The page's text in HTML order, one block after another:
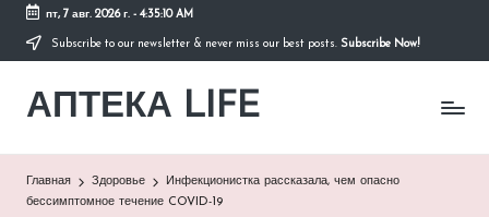
Перейти
содержимому
пт, 7 авг. 2026 г.- 4:35:11 AM
Subscribe to our newsletter & never miss our best posts. Subscribe Now!
АПТЕКА LIFE
сайт
здоровом
Главная Здоровье
Инфекционистка рассказала, чем опасно
бессимптомное течение COVID-19